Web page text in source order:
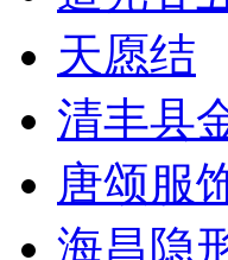
天愿结
清丰县
唐颂服
海昌隐